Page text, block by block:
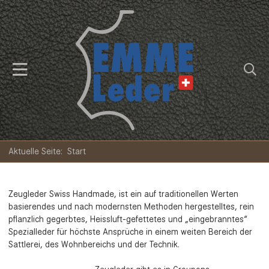
Aktuelle Seite: Start
Zeugleder Swiss Handmade, ist ein auf traditionellen Werten
basierendes und nach modernsten Methoden hergestelltes, rein
pflanzlich gegerbtes, Heissluft-gefettetes und „eingebranntes“
Spezialleder für höchste Ansprüche in einem weiten Bereich der
Sattlerei, des Wohnbereichs und der Technik.